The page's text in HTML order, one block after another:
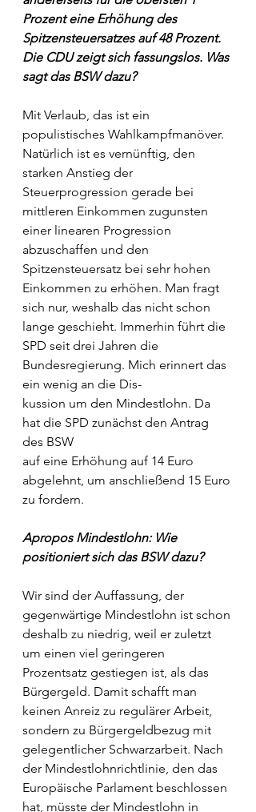
Prozent eine Erhöhung des
Spitzensteuersatzes auf 48 Prozent.
Die CDU zeigt sich fassungslos. Was
sagt das BSW dazu?
Mit Verlaub, das ist ein
populistisches Wahlkampfmanöver.
Natürlich ist es vernünftig, den
starken Anstieg der
Steuerprogression gerade bei
mittleren Einkommen zugunsten
einer linearen Progression
abzuschaffen und den
Spitzensteuersatz bei sehr hohen
Einkommen zu erhöhen. Man fragt
sich nur, weshalb das nicht schon
lange geschieht. Immerhin führt die
SPD seit drei Jahren die
Bundesregierung. Mich erinnert das
ein wenig an die Dis-
kussion um den Mindestlohn. Da
hat die SPD zunächst den Antrag
des BSW
auf eine Erhöhung auf 14 Euro
abgelehnt, um anschließend 15 Euro
zu fordern.
Apropos Mindestlohn: Wie
positioniert sich das BSW dazu?
Wir sind der Auffassung, der
gegenwärtige Mindestlohn ist schon
deshalb zu niedrig, weil er zuletzt
um einen viel geringeren
Prozentsatz gestiegen ist, als das
Bürgergeld. Damit schafft man
keinen Anreiz zu regulärer Arbeit,
sondern zu Bürgergeldbezug mit
gelegentlicher Schwarzarbeit. Nach
der Mindestlohnrichtlinie, den das
Europäische Parlament beschlossen
hat, müsste der Mindestlohn in